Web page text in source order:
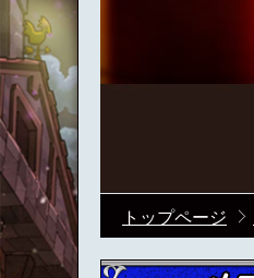
トップページ